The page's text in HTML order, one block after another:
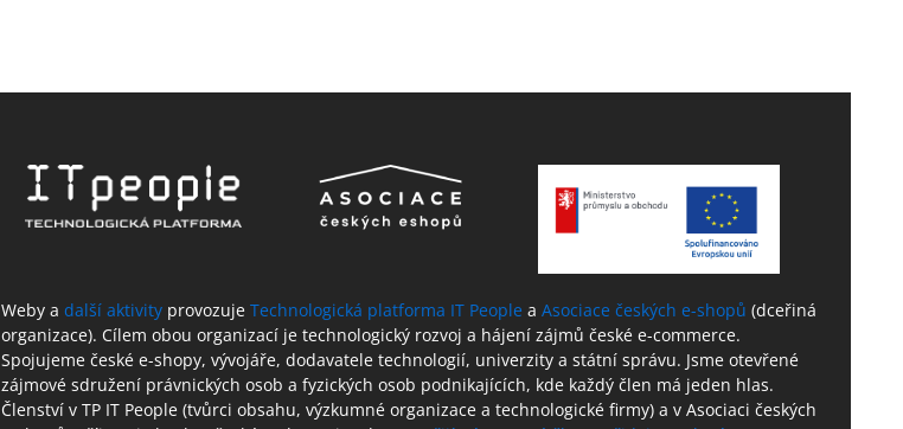
Weby adalší aktivity provozujeTechnologická platforma IT People aAsociace českých e-shopů (dceřiná
organizace). Cílem obou organizací je technologický rozvoj a hájení zájmů české e-commerce.
Spojujeme české e-shopy, vývojáře, dodavatele technologií, univerzity a státní správu. Jsme otevřené
zájmové sdružení právnických osob a fyzických osob podnikajících, kde každý člen má jeden hlas.
Členství v TP IT People (tvůrci obsahu, výzkumné organizace a technologické firmy) a v Asociaci českých